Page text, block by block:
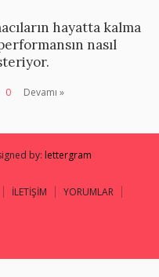
hayatta kalma
nasıl
0 Devamı »
by: lettergram
İLETİŞİM
YORUMLAR